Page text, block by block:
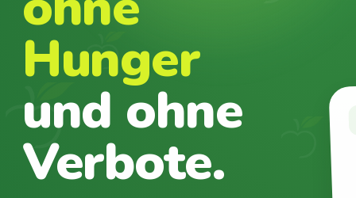
Hunger
und ohne
Verbote.